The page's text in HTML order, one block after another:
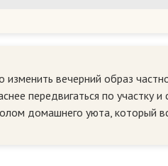
вечерний образ
передвигаться по
домашнего уюта, который